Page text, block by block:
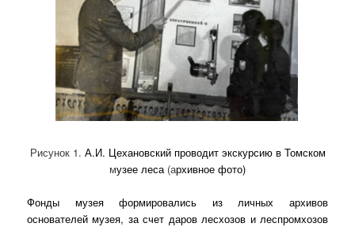
Рисунок 1. А.И. Цехановский проводит экскурсию в Томском
музее леса(архивное фото)
Фонды музея формировались из личных архивов
основателей музея, за счет даров лесхозов и леспромхозов